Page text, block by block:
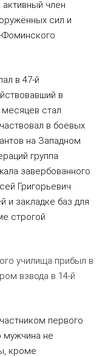
член
сил и
Фоминского
в 47-й
в
стал
в боевых
на Западном
группа
завербованного
Григорьевич
и закладке баз для
строгой
училища прибыл в
взвода в 14-й
первого
мужчина не
кроме